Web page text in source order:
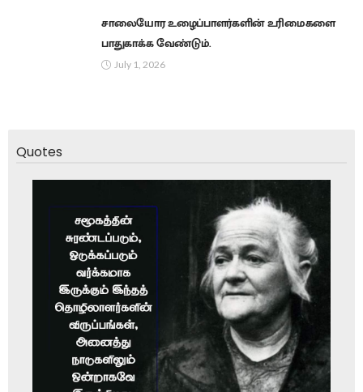
சாலையோர உழைப்பாளர்களின் உரிமைகளை
பாதுகாக்க வேண்டும்.
July 1, 2026
Quotes